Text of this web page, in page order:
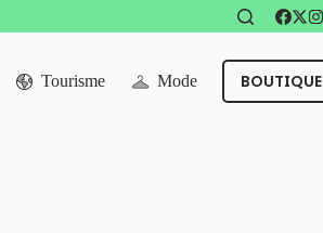
Tourisme Mode BOUTIQUE